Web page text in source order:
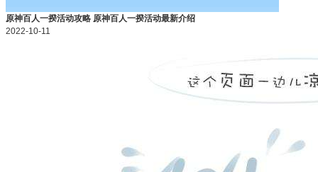
原神百人一揆活动攻略 原神百人一揆活动最新介绍
2022-10-11